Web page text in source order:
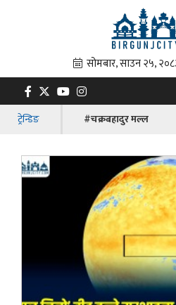
ट्रेन्डिङ #चक्रबहादुर मल्ल